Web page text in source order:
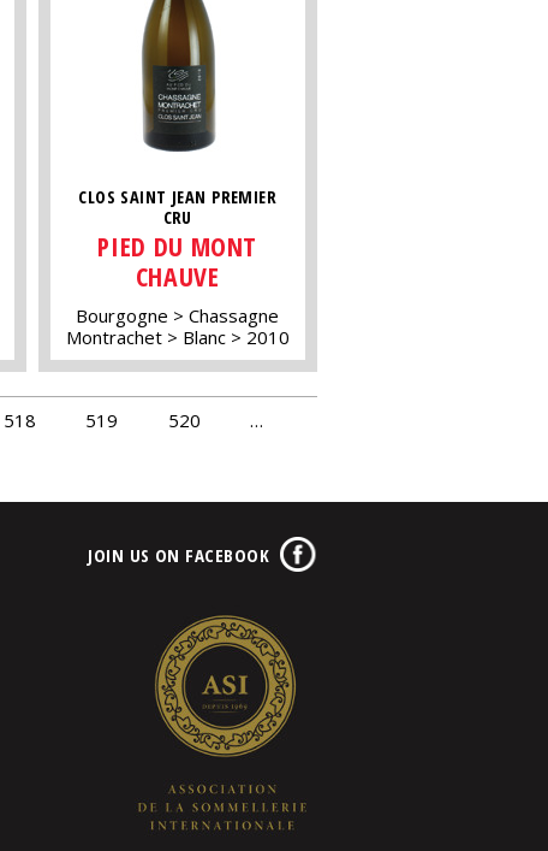
CLOS SAINT JEAN PREMIER
CRU
PIED DU MONT
CHAUVE
Bourgogne
Chassagne
Montrachet
Blanc 2010
518 519 520
…
JOIN US ON FACEBOOK